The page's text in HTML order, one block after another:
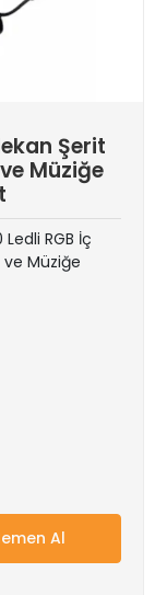
Şerit
Müziğe
Ledli RGB İç
ve Müziğe
Al